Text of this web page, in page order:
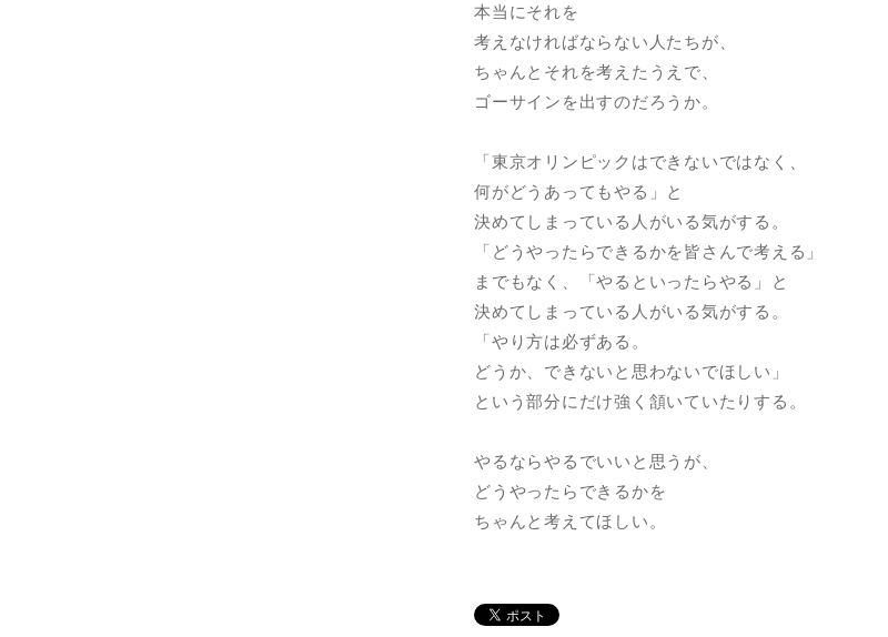
本当にそれを
考えなければならない人たちが、
ちゃんとそれを考えたうえで、
ゴーサインを出すのだろうか。
「東京オリンピックはできないではなく、
何がどうあってもやる」と
決めてしまっている人がいる気がする。
「どうやったらできるかを皆さんで考える」
までもなく、「やるといったらやる」と
決めてしまっている人がいる気がする。
「やり方は必ずある。
どうか、できないと思わないでほしい」
という部分にだけ強く頷いていたりする。
やるならやるでいいと思うが、
どうやったらできるかを
ちゃんと考えてほしい。